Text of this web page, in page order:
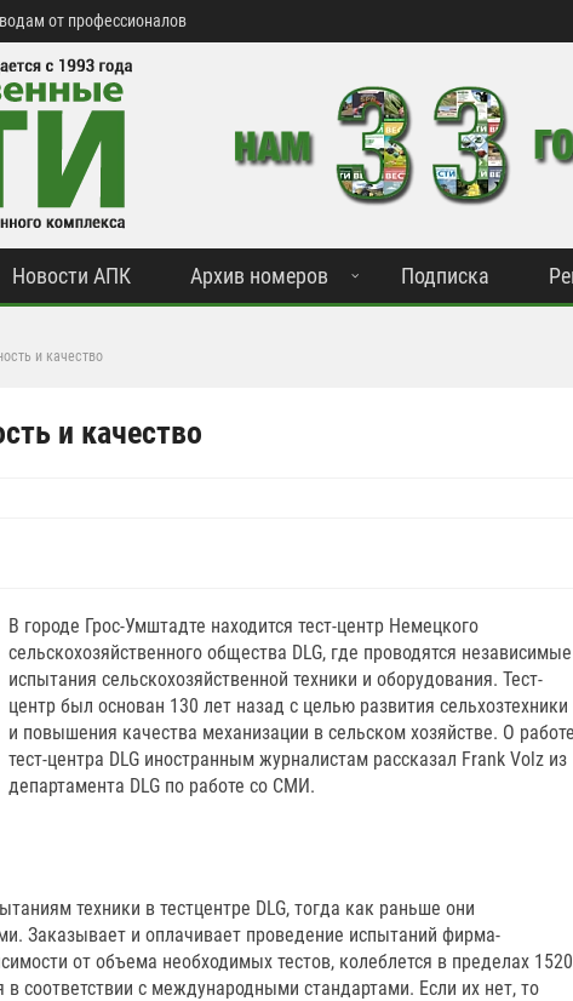
от профессионалов
Новости АПК Архив номеров Подписка
и качество
и качество
В городе Грос-Умштадте находится тест-центр Немецкого
сельскохозяйственного общества DLG, где проводятся независимые
испытания сельскохозяйственной техники и оборудования. Тест-
центр был основан 130 лет назад с целью развития сельхозтехники
и повышения качества механизации в сельском хозяйстве. О работе
тест-центра DLG иностранным журналистам рассказал Frank Volz из
департамента DLG по работе со СМИ.
техники в тест­центре DLG, тогда как раньше они
Заказывает и оплачивает проведение испытаний фирма­
от объема необходимых тестов, колеблется в пределах 15­20
в соответствии с международными стандартами. Если их нет, то